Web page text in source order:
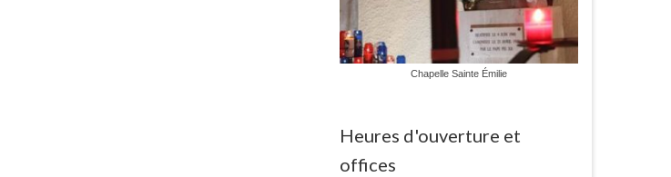
Chapelle Sainte Émilie
Heures d'ouverture et
offices